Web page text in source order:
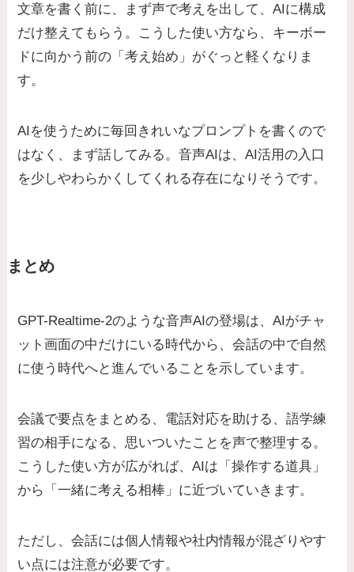
文章を書く前に、まず声で考えを出して、AIに構成
だけ整えてもらう。こうした使い方なら、キーボー
ドに向かう前の「考え始め」がぐっと軽くなりま
す。
AIを使うために毎回きれいなプロンプトを書くので
はなく、まず話してみる。音声AIは、AI活用の入口
を少しやわらかくしてくれる存在になりそうです。
まとめ
GPT-Realtime-2のような音声AIの登場は、AIがチャ
ット画面の中だけにいる時代から、会話の中で自然
に使う時代へと進んでいることを示しています。
会議で要点をまとめる、電話対応を助ける、語学練
習の相手になる、思いついたことを声で整理する。
こうした使い方が広がれば、AIは「操作する道具」
から「一緒に考える相棒」に近づいていきます。
ただし、会話には個人情報や社内情報が混ざりやす
い点には注意が必要です。